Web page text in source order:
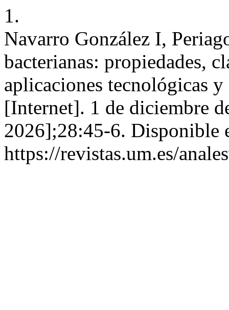
1.
Navarro González I,
bacterianas: propiedades,
aplicaciones tecnológicas
[Internet]. 1 de diciembre
2026];28:45-6. Disponible
https://revistas.um.es/